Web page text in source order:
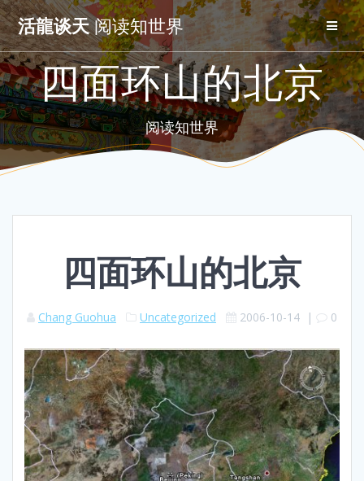
Skip
to
content
活龍谈天阅读知世界
四面环山的北京
阅读知世界
四面环山的北京
Chang Guohua Uncategorized 2006-10-14 | 0